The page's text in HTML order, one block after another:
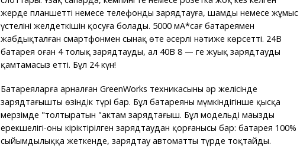
жерде планшетті немесе телефонды зарядтауға, шамды немесе жұмыс
үстелінің желдеткішін қосуға болады. 5000 мА*сағ батареямен
жабдықталған смартфонмен сынақ өте әсерлі нәтиже көрсетті. 24В
батарея оған 4 толық зарядтауды, ал 40В 8 — ге жуық зарядтауды
қамтамасыз етті. Бұл 24 күн!
Батареяларға арналған GreenWorks техникасының әр желісінде
зарядтағыштың өзіндік түрі бар. Бұл батареяны мүмкіндігінше қысқа
мерзімде "толтыратын "актам зарядтағыш. Бұл модельдің маңызды
ерекшелігі-оның кіріктірілген зарядтаудан қорғанысы бар: батарея 100%
сыйымдылыққа жеткенде, зарядтау автоматты түрде тоқтайды.